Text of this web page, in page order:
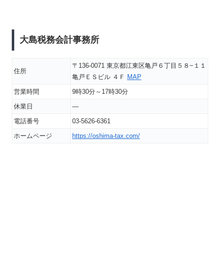
大島税務会計事務所
住所
〒136-0071 東京都江東区亀戸６丁目５８−１１
亀戸ＥＳビル ４Ｆ MAP
営業時間
9時30分～17時30分
休業日
―
電話番号
03-5626-6361
ホームページ
https://oshima-tax.com/